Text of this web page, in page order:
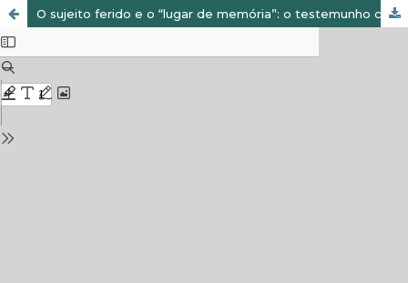
O sujeito ferido e o “lugar de memória”: o testemunho como sanção de verdade a partir do filme “O Doce Amanhã”